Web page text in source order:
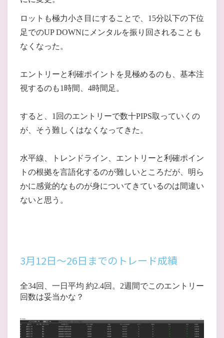
ロットも極力小さ目にすることで、15分以下の下位
足でのUP DOWNにメンタルを振り回されることも
なくなった。
エントリーと利確ポイントを見極めるのも、基本注
視するのも1時間、4時間足。
すると、1回のエントリーで数十PIPS取っていくの
が、そう難しくはなくなってきた。
水平線、トレンドライン、エントリーと利確ポイン
トの根拠を言語化するのが難しいところだが、明ら
かに感覚的なものが身についてきているのは間違い
ないと思う。
3月12日～26日までのトレード成績
全34回、一日平均 約2.4回。2週間でこのエントリー
回数は妥当かな？